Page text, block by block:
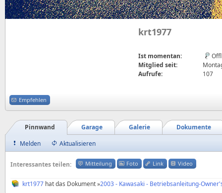
krt1977
Ist momentan:
Mitglied seit:
Aufrufe:
107
Empfehlen
Dokumente
Galerie
Garage
Pinnwand
Melden
Aktualisieren
Interessantes teilen: Mitteilung Foto Link Video
krt1977 hat das Dokument »2003 - Kawasaki - Betriebsanleitung-